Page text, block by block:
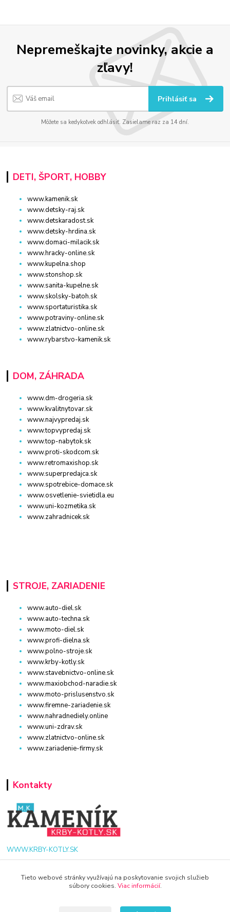
Nepremeškajte novinky, akcie a
zľavy!
Prihlásiť sa
Môžete sa kedykoľvek odhlásiť. Zasielame raz za 14 dní.
DETI, ŠPORT, HOBBY
www.kamenik.sk
www.detsky-raj.sk
www.detskaradost.sk
www.detsky-hrdina.sk
www.domaci-milacik.sk
www.hracky-online.sk
www.kupelna.shop
www.stonshop.sk
www.sanita-kupelne.sk
www.skolsky-batoh.sk
www.sportaturistika.sk
www.potraviny-online.sk
www.zlatnictvo-online.sk
www.rybarstvo-kamenik.sk
DOM, ZÁHRADA
www.dm-drogeria.sk
www.kvalitnytovar.sk
www.najvypredaj.sk
www.topvypredaj.sk
www.top-nabytok.sk
www.proti-skodcom.sk
www.retromaxishop.sk
www.superpredajca.sk
www.spotrebice-domace.sk
www.osvetlenie-svietidla.eu
www.uni-kozmetika.sk
www.zahradnicek.sk
STROJE, ZARIADENIE
www.auto-diel.sk
www.auto-techna.sk
www.moto-diel.sk
www.profi-dielna.sk
www.polno-stroje.sk
www.krby-kotly.sk
www.stavebnictvo-online.sk
www.maxiobchod-naradie.sk
www.moto-prislusenstvo.sk
www.firemne-zariadenie.sk
www.nahradnediely.online
www.uni-zdrav.sk
www.zlatnictvo-online.sk
www.zariadenie-firmy.sk
Kontakty
WWW.KRBY-KOTLY.SK
Tieto webové stránky využívajú na poskytovanie svojich služieb
súbory cookies. Viac informácií.